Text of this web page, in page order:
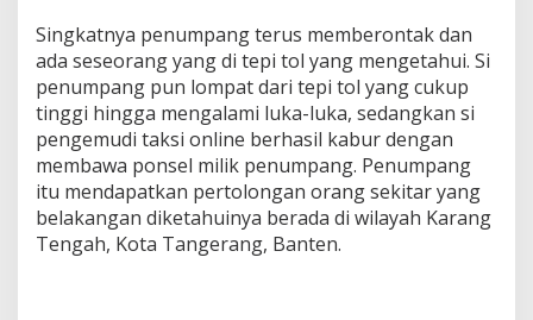
Singkatnya penumpang terus memberontak dan
ada seseorang yang di tepi tol yang mengetahui. Si
penumpang pun lompat dari tepi tol yang cukup
tinggi hingga mengalami luka-luka, sedangkan si
pengemudi taksi online berhasil kabur dengan
membawa ponsel milik penumpang. Penumpang
itu mendapatkan pertolongan orang sekitar yang
belakangan diketahuinya berada di wilayah Karang
Tengah, Kota Tangerang, Banten.